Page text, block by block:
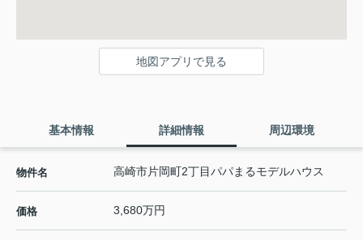
地図アプリで見る
基本情報 詳細情報 周辺環境
物件名 高崎市片岡町2丁目パパまるモデルハウス
価格 3,680万円